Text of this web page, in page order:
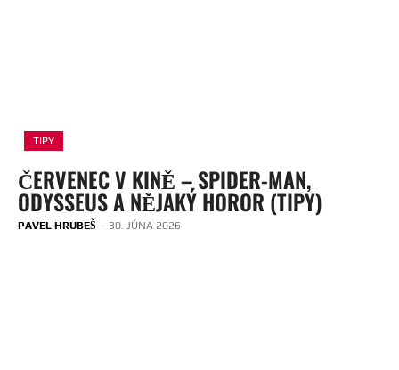
TIPY
ČERVENEC V KINĚ – SPIDER-MAN,
ODYSSEUS A NĚJAKÝ HOROR (TIPY)
PAVEL HRUBEŠ - 30. JÚNA 2026